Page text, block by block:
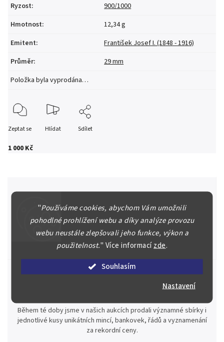
"Používáme cookies, abychom Vám umožnili
pohodlné prohlížení webu a díky analýze provozu
webu neustále zlepšovali jeho funkce, výkon a
použitelnost." Více informacízde.
Souhlasím
Nastavení
1 000 Kč
Ryzost:
900/1000
Hmotnost:
12,34 g
Emitent:
František Josef I. (1848 - 1916)
Průměr:
29 mm
Položka byla vyprodána…
Zeptat se Hlídat Sdílet
Špičkové služby za nejlepší ceny
Náš kolektiv specialistů a znalců se Vám bude plně věnovat.
Posoudíme kvalitu a pravost Vašeho materiálu, prodáme v naší
aukci nebo Vám poradíme kam investovat.
Během té doby jsme v našich aukcích prodali významné sbírky i
jednotlivé kusy unikátních mincí, bankovek, řádů a vyznamenání
za rekordní ceny.